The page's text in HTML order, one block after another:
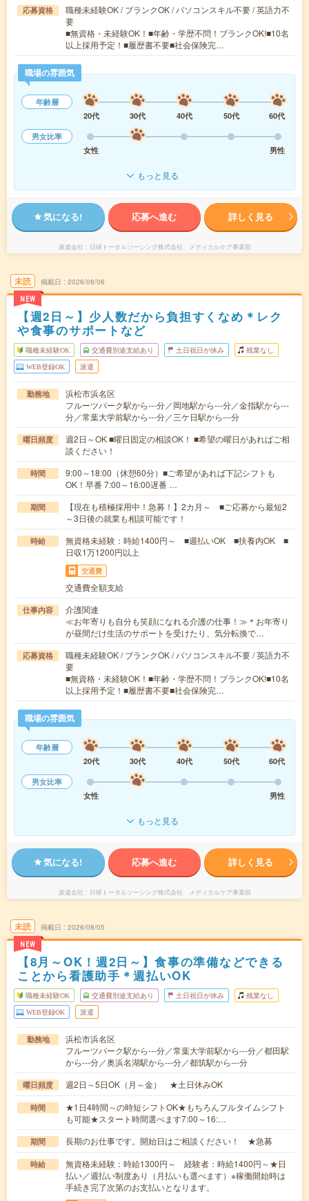
応募資格
職種未経験OK / ブランクOK / パソコンスキル不要 / 英語力不
要
■無資格・未経験OK！■年齢・学歴不問！ブランクOK!■10名
以上採用予定！■履歴書不要■社会保険完…
職場の雰囲気
年齢層
20代
30代 40代 50代
60代
男女比率
女性
男性
もっと見る
気になる! 応募へ進む 詳しく見る
派遣会社 日研トータルソーシング株式会社 メディカルケア事業部
未読
NEW
掲載日 2026/08/06
【週2日～】少人数だから負担すくなめ＊レク
や食事のサポートなど
職種未経験OK 交通費別途支給あり 土日祝日が休み 残業なし
WEB登録OK 派遣
勤務地
浜松市浜名区
フルーツパーク駅から---分／岡地駅から---分／金指駅から---
分／常葉大学前駅から---分／三ケ日駅から---分
曜日頻度
週2日～OK ■曜日固定の相談OK！ ■希望の曜日があればご相
談ください！
時間
9:00～18:00（休憩60分）■ご希望があれば下記シフトも
OK！早番 7:00～16:00遅番 …
期間
【現在も積極採用中！急募！】2カ月～ ■ご応募から最短2
～3日後の就業も相談可能です！
時給
無資格未経験：時給1400円～ ■週払いOK ■扶養内OK ■
日収1万1200円以上
交通費
交通費全額支給
仕事内容
介護関連
≪お年寄りも自分も笑顔になれる介護の仕事！≫＊お年寄り
が昼間だけ生活のサポートを受けたり、気分転換で…
応募資格
職種未経験OK / ブランクOK / パソコンスキル不要 / 英語力不
要
■無資格・未経験OK！■年齢・学歴不問！ブランクOK!■10名
以上採用予定！■履歴書不要■社会保険完…
職場の雰囲気
年齢層
20代
30代 40代 50代
60代
男女比率
女性
男性
もっと見る
気になる! 応募へ進む 詳しく見る
派遣会社 日研トータルソーシング株式会社 メディカルケア事業部
未読
NEW
掲載日 2026/08/05
【8月～OK！週2日～】食事の準備などできる
ことから看護助手＊週払いOK
職種未経験OK 交通費別途支給あり 土日祝日が休み 残業なし
WEB登録OK 派遣
勤務地
浜松市浜名区
フルーツパーク駅から---分／常葉大学前駅から---分／都田駅
から---分／奥浜名湖駅から---分／都筑駅から---分
曜日頻度 週2日～5日OK（月～金） ★土日休みOK
時間
★1日4時間～の時短シフトOK★もちろんフルタイムシフト
も可能★スタート時間選べます7:00～16:…
期間 長期のお仕事です。開始日はご相談ください！ ★急募
時給
無資格未経験：時給1300円～ 経験者：時給1400円～★日
払い／週払い制度あり（月払いも選べます）※稼働開始時は
手続き完了次第のお支払いとなります。